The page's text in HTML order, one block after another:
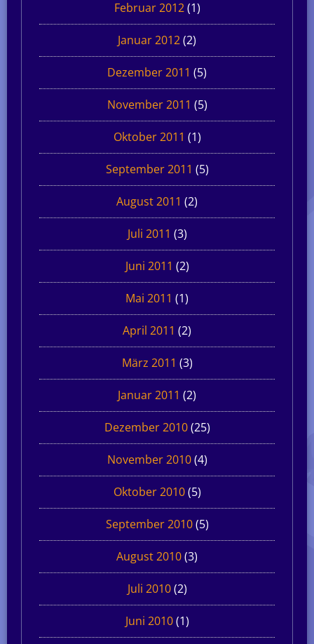
Februar 2012(1)
Januar 2012(2)
Dezember 2011 (5)
November 2011 (5)
Oktober 2011 (1)
September 2011 (5)
August 2011 (2)
Juli 2011 (3)
Juni 2011 (2)
Mai 2011 (1)
April 2011 (2)
März 2011 (3)
Januar 2011 (2)
Dezember 2010(25)
November 2010(4)
Oktober 2010(5)
September 2010(5)
August 2010(3)
Juli 2010(2)
Juni 2010(1)